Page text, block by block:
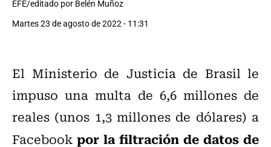
EFE/editado por Belén Muñoz
Martes 23 de agosto de 2022 - 11:31
El Ministerio de Justicia de Brasil le
impuso una multa de 6,6 millones de
reales (unos 1,3 millones de dólares) a
Facebook por la filtración de datos de